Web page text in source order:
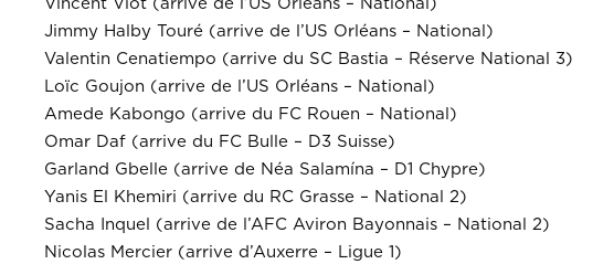
Vincent Viot (arrive de l’US Orléans – National)
Jimmy Halby Touré (arrive de l’US Orléans – National)
Valentin Cenatiempo (arrive du SC Bastia – Réserve National 3)
Loïc Goujon (arrive de l’US Orléans – National)
Amede Kabongo (arrive du FC Rouen – National)
Omar Daf (arrive du FC Bulle – D3 Suisse)
Garland Gbelle (arrive de Néa Salamína – D1 Chypre)
Yanis El Khemiri (arrive du RC Grasse – National 2)
Sacha Inquel (arrive de l’AFC Aviron Bayonnais – National 2)
Nicolas Mercier (arrive d’Auxerre – Ligue 1)